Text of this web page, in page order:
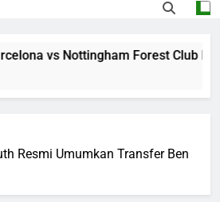
vs Nottingham Forest Club
Resmi Umumkan Transfer Ben